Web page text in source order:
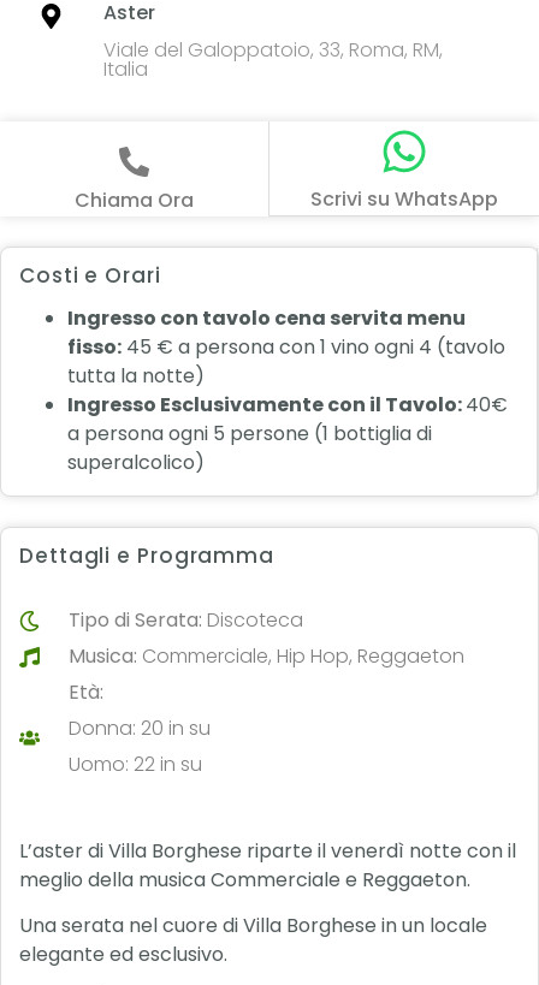
Aster
Viale del Galoppatoio, 33, Roma, RM,
Italia
Chiama Ora Scrivi su WhatsApp
Costi e Orari
Ingresso con tavolo cena servita menu
fisso: 45 € a persona con 1 vino ogni 4 (tavolo
tutta la notte)
Ingresso Esclusivamente con il Tavolo:40€
a persona ogni 5 persone (1 bottiglia di
superalcolico)
Dettagli e Programma
Tipo di Serata: Discoteca
Musica: Commerciale, Hip Hop, Reggaeton
Età:
Donna: 20 in su
Uomo: 22 in su
L’aster di Villa Borghese riparte il venerdì notte con il
meglio della musica Commerciale e Reggaeton.
Una serata nel cuore di Villa Borghese in un locale
elegante ed esclusivo.